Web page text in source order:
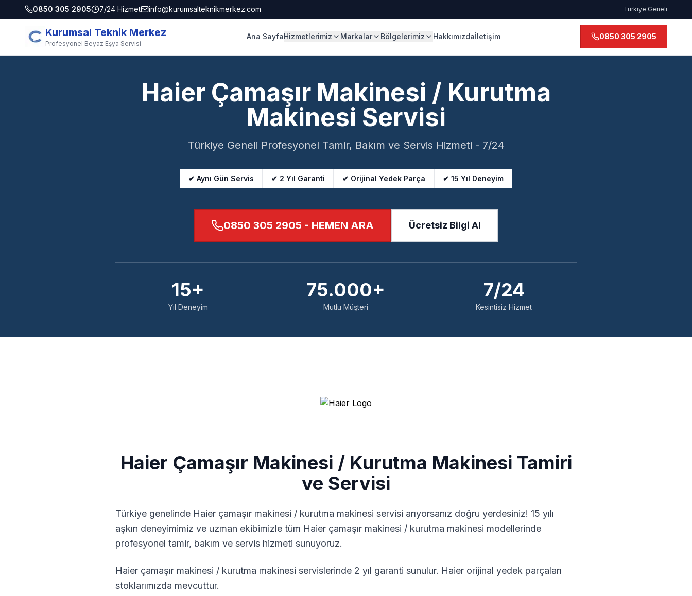
0850 305 2905 7/24 Hizmet info@kurumsalteknikmerkez.com Türkiye Geneli
Kurumsal Teknik Merkez
Profesyonel Beyaz Eşya Servisi
Ana SayfaHizmetlerimiz Markalar Bölgelerimiz Hakkımızdaİletişim 0850 305 2905
Haier Çamaşır Makinesi / Kurutma
Makinesi Servisi
Türkiye Geneli Profesyonel Tamir, Bakım ve Servis Hizmeti - 7/24
✔ Aynı Gün Servis ✔ 2 Yıl Garanti ✔ Orijinal Yedek Parça ✔ 15 Yıl Deneyim
0850 305 2905 - HEMEN ARA Ücretsiz Bilgi Al
15+
Yıl Deneyim
75.000+
Mutlu Müşteri
7/24
Kesintisiz Hizmet
Haier Çamaşır Makinesi / Kurutma Makinesi Tamiri
ve Servisi
Türkiye genelinde Haier çamaşır makinesi / kurutma makinesi servisi arıyorsanız doğru yerdesiniz! 15 yılı
aşkın deneyimimiz ve uzman ekibimizle tüm Haier çamaşır makinesi / kurutma makinesi modellerinde
profesyonel tamir, bakım ve servis hizmeti sunuyoruz.
Haier çamaşır makinesi / kurutma makinesi servislerinde 2 yıl garanti sunulur. Haier orijinal yedek parçaları
stoklarımızda mevcuttur.